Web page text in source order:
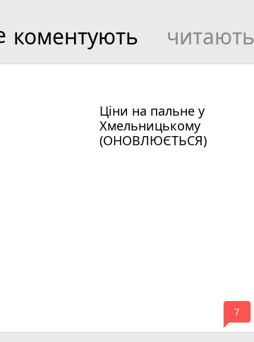
коментують читають
Ціни на пальне у
Хмельницькому
(ОНОВЛЮЄТЬСЯ)
mode_comment
7